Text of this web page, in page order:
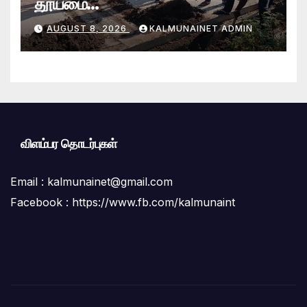
வேலைத்திட்டம்.:ஆலையடிவேம்பு
பிரதேச செயலகமும் பிரதேச சபையும்
இணைந்து விசேட தூய்மைப் பணி.
AUGUST 8, 2026 KALMUNAINET ADMIN
விளம்பர தொடர்புகள்
Email : kalmunainet@gmail.com
Facebook : https://www.fb.com/kalmunaint